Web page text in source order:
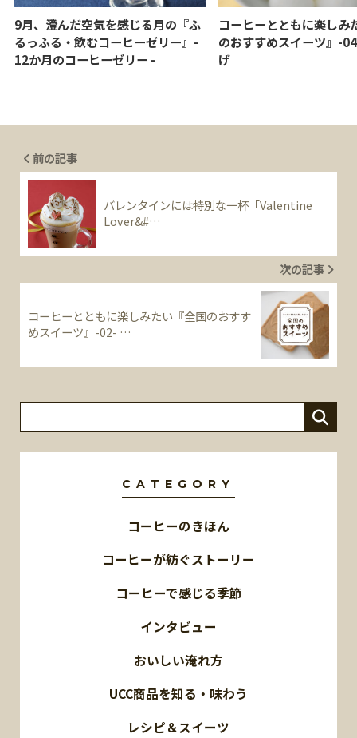
9月、澄んだ空気を感じる月の『ふ
るっふる・飲むコーヒーゼリー』-
12か月のコーヒーゼリー -
コーヒーとともに楽しみ
のおすすめスイーツ』-
げ
前の記事
バレンタインには特別な一杯「Valentine
Lover&#…
次の記事
コーヒーとともに楽しみたい『全国のおすす
めスイーツ』-02- …
CATEGORY
コーヒーのきほん
コーヒーが紡ぐストーリー
コーヒーで感じる季節
インタビュー
おいしい淹れ方
UCC商品を知る・味わう
レシピ＆スイーツ